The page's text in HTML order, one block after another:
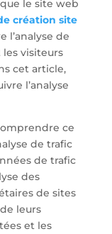
le site web
création site
l’analyse de
visiteurs
cet article,
l’analyse
ce
de trafic
de trafic
des
de sites
leurs
et les